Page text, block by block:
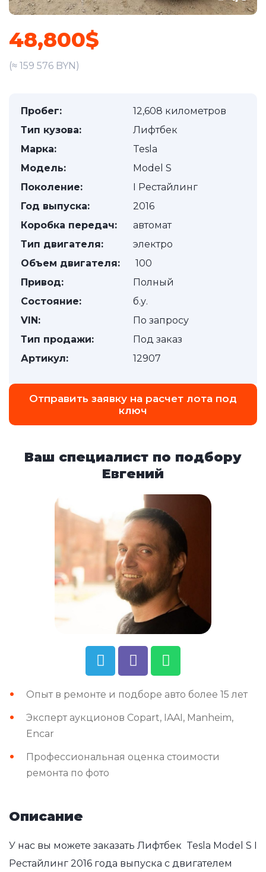
48,800$
(≈ 159 576 BYN)
Пробег:
12,608 километров
Тип кузова:
Лифтбек
Марка:
Tesla
Модель:
Model S
Поколение:
I Рестайлинг
Год выпуска:
2016
Коробка передач:
автомат
Тип двигателя:
электро
Объем двигателя:
100
Привод:
Полный
Состояние:
б.у.
VIN:
По запросу
Тип продажи:
Под заказ
Артикул:
12907
Отправить заявку на расчет лота под
ключ
Ваш специалист по подбору
Евгений
Опыт в ремонте и подборе авто более 15 лет
Эксперт аукционов Copart, IAAI, Manheim,
Encar
Профессиональная оценка стоимости
ремонта по фото
Описание
У нас вы можете заказать Лифтбек Tesla Model S I
Рестайлинг 2016 года выпуска с двигателем